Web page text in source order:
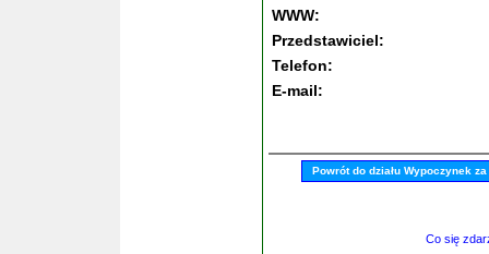
WWW:
Przedstawiciel:
Telefon:
E-mail:
Powrót do działu Wypoczynek
Co się